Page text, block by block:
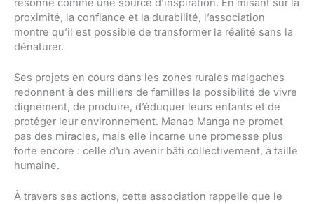
proximité, la confiance et la durabilité, l’association
montre qu’il est possible de transformer la réalité sans la
dénaturer.
Ses projets en cours dans les zones rurales malgaches
redonnent à des milliers de familles la possibilité de vivre
dignement, de produire, d’éduquer leurs enfants et de
protéger leur environnement. Manao Manga ne promet
pas des miracles, mais elle incarne une promesse plus
forte encore : celle d’un avenir bâti collectivement, à taille
humaine.
À travers ses actions, cette association rappelle que le